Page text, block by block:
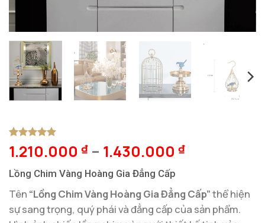
5trên 5
dựa trên
1
1.210.000 ₫ – 1.430.000 ₫
Lồng Chim Vàng Hoàng Gia Đẳng Cấp
Tên “Lồng Chim Vàng Hoàng Gia Đẳng Cấp”thể hiện
sự sang trọng, quý phái và đẳng cấp của sản phẩm.